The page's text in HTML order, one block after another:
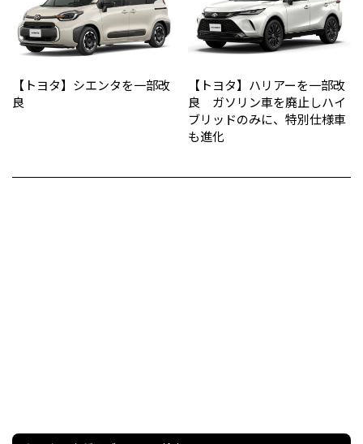
【トヨタ】シエンタを一部改
良
【トヨタ】ハリアーを一部改
良 ガソリン車を廃止しハイ
ブリッドのみに、特別仕様車
も進化